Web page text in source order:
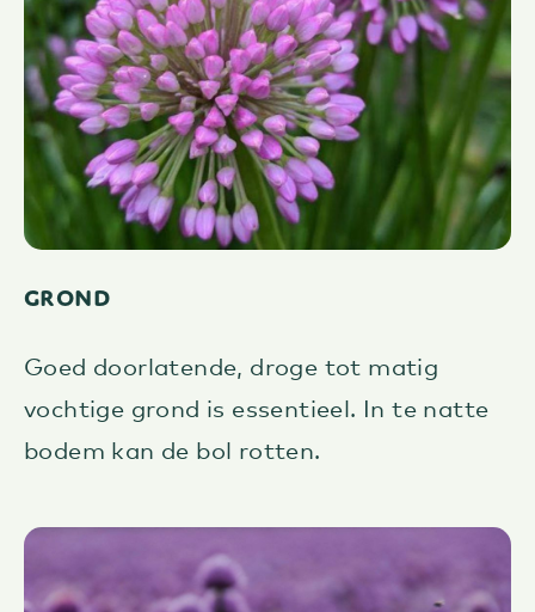
Grond
Goed doorlatende, droge tot matig
vochtige grond is essentieel. In te natte
bodem kan de bol rotten.